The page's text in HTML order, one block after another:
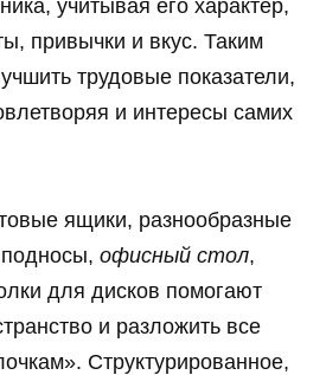
учитывая его характер,
привычки и вкус. Таким
трудовые показатели,
и интересы самих
ящики, разнообразные
офисный стол,
для дисков помогают
и разложить все
Структурированное,